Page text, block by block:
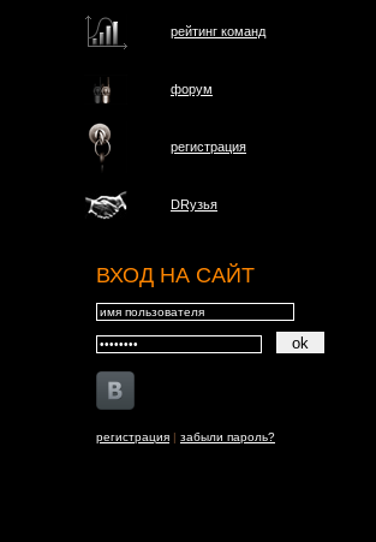
рейтинг команд
форум
регистрация
DRузья
ВХОД НА САЙТ
регистрация | забыли пароль?